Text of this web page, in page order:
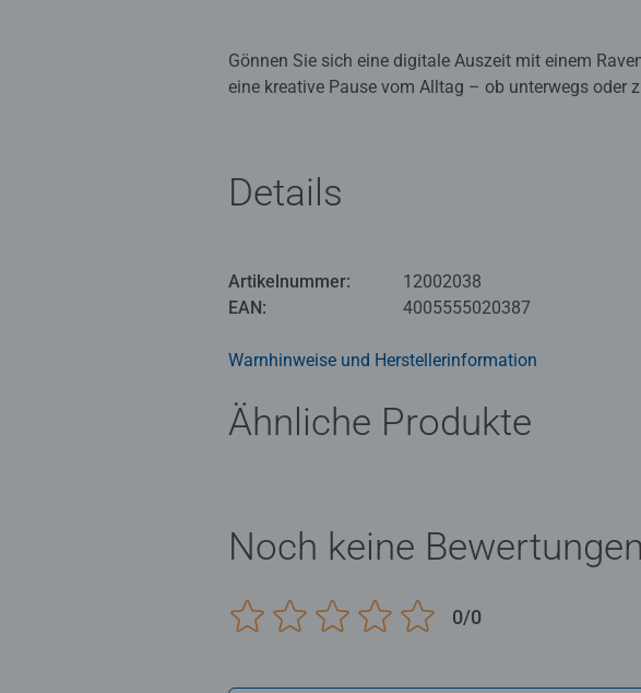
Gönnen Sie sich eine digitale Auszeit mit einem
eine kreative Pause vom Alltag – ob unterwegs oder
Puzzlespaß im Mini-Format – für kreative Auszeiten
sind angenehm blendfrei. Als besonderes Extra
präsentiert – ob auf dem Schreibtisch, im Regal oder
Details
Artikelnummer:
12002038
EAN:
4005555020387
Warnhinweise und Herstellerinformation
Ähnliche Produkte
Noch keine
0/0